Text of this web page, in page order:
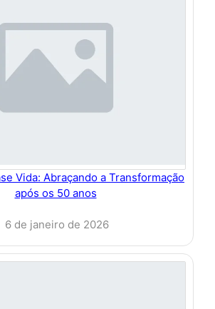
Vida: Abraçando a Transformação
após os 50 anos
6 de janeiro de 2026